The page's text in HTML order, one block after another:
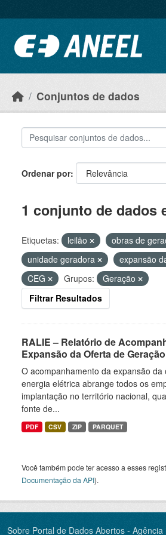
Conjuntos de dados
Ordenar por
1 conjunto de dados
Etiquetas: leilão
obras de
unidade geradora
expansão
CEG
Grupos:
Geração
Filtrar Resultados
RALIE – Relatório de
Expansão da Oferta de
O acompanhamento da expansão
energia elétrica abrange todos os
implantação no território nacional,
fonte de...
PDF CSV ZIP PARQUET
Você também pode ter acesso a esses
Documentação da API).
Sobre Portal de Dados Abertos -